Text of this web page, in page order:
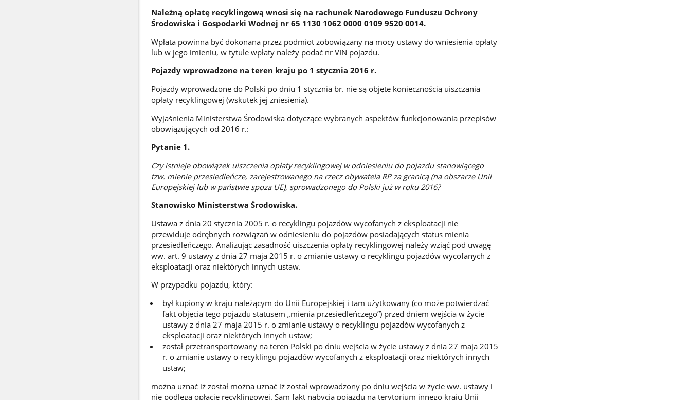
Należną opłatę recyklingową wnosi się na rachunek Narodowego Funduszu Ochrony
Środowiska i Gospodarki Wodnej nr 65 1130 1062 0000 0109 9520 0014.
Wpłata powinna być dokonana przez podmiot zobowiązany na mocy ustawy do wniesienia opłaty
lub w jego imieniu, w tytule wpłaty należy podać nr VIN pojazdu.
Pojazdy wprowadzone na teren kraju po 1 stycznia 2016 r.
Pojazdy wprowadzone do Polski po dniu 1 stycznia br. nie są objęte koniecznością uiszczania
opłaty recyklingowej (wskutek jej zniesienia).
Wyjaśnienia Ministerstwa Środowiska dotyczące wybranych aspektów funkcjonowania przepisów
obowiązujących od 2016 r.:
Pytanie 1.
Czy istnieje obowiązek uiszczenia opłaty recyklingowej w odniesieniu do pojazdu stanowiącego
tzw. mienie przesiedleńcze, zarejestrowanego na rzecz obywatela RP za granicą (na obszarze Unii
Europejskiej lub w państwie spoza UE), sprowadzonego do Polski już w roku 2016?
Stanowisko Ministerstwa Środowiska.
Ustawa z dnia 20 stycznia 2005 r. o recyklingu pojazdów wycofanych z eksploatacji nie
przewiduje odrębnych rozwiązań w odniesieniu do pojazdów posiadających status mienia
przesiedleńczego. Analizując zasadność uiszczenia opłaty recyklingowej należy wziąć pod uwagę
ww. art. 9 ustawy z dnia 27 maja 2015 r. o zmianie ustawy o recyklingu pojazdów wycofanych z
eksploatacji oraz niektórych innych ustaw.
W przypadku pojazdu, który:
był kupiony w kraju należącym do Unii Europejskiej i tam użytkowany (co może potwierdzać
fakt objęcia tego pojazdu statusem „mienia przesiedleńczego”) przed dniem wejścia w życie
ustawy z dnia 27 maja 2015 r. o zmianie ustawy o recyklingu pojazdów wycofanych z
eksploatacji oraz niektórych innych ustaw;
został przetransportowany na teren Polski po dniu wejścia w życie ustawy z dnia 27 maja 2015
r. o zmianie ustawy o recyklingu pojazdów wycofanych z eksploatacji oraz niektórych innych
ustaw;
można uznać iż został można uznać iż został wprowadzony po dniu wejścia w życie ww. ustawy i
nie podlega opłacie recyklingowej. Sam fakt nabycia pojazdu na terytorium innego kraju Unii